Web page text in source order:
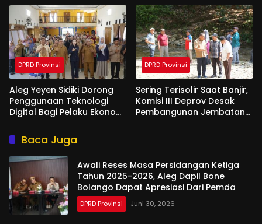
DPRD Provinsi
Aleg Yeyen Sidiki Dorong
Penggunaan Teknologi
Digital Bagi Pelaku Ekonomi
DPRD Provinsi
Sering Terisolir Saat Banjir,
Komisi III Deprov Desak
Pembangunan Jembatan
Baca Juga
Awali Reses Masa Persidangan Ketiga
Tahun 2025-2026, Aleg Dapil Bone
Bolango Dapat Apresiasi Dari Pemda
DPRD Provinsi Juni 30, 2026